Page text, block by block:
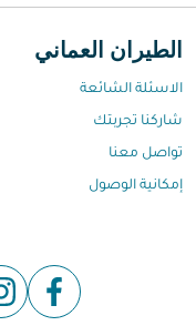
الطيران العماني
الاسئلة الشائعة
شاركنا تجربتك
تواصل معنا
إمكانية الوصول